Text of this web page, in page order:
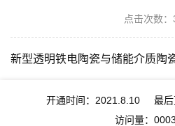
点击次数：
新型透明铁电陶瓷与储能介质陶
开通时间： 2021 8 10 最后
访问量：